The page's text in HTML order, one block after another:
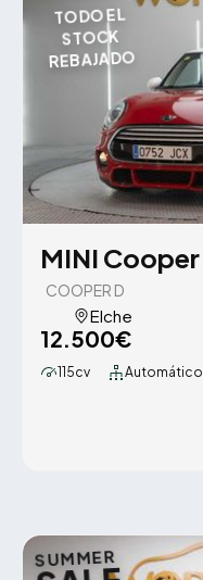
TODO EL
STOCK
REBAJADO
MINI Cooper
COOPER D
Elche
12.500€
115cv Automático
SUMMER